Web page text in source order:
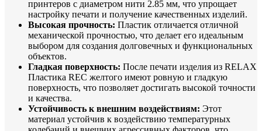
принтеров с диаметром нити 2.85 мм, что упрощает
настройку печати и получение качественных изделий.
Высокая прочность: Пластик отличается отличной
механической прочностью, что делает его идеальным
выбором для создания долговечных и функциональных
объектов.
Гладкая поверхность: После печати изделия из RELAX
Пластика REC желтого имеют ровную и гладкую
поверхность, что позволяет достигать высокой точности
и качества.
Устойчивость к внешним воздействиям: Этот
материал устойчив к воздействию температурных